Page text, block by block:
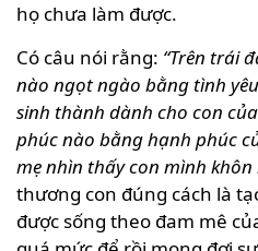
họ chưa làm được.
Có câu nói rằng: “Trên trái
nào ngọt ngào bằng tình
sinh thành dành cho con
phúc nào bằng hạnh phúc
mẹ nhìn thấy con mình
thương con đúng cách là
được sống theo đam mê